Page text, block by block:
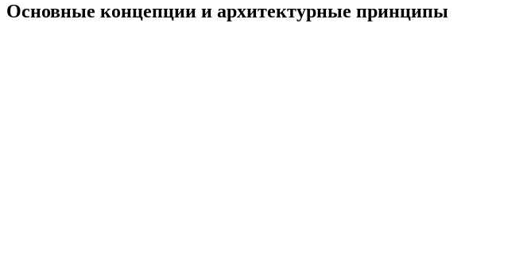
Основные концепции и архитектурные принципы